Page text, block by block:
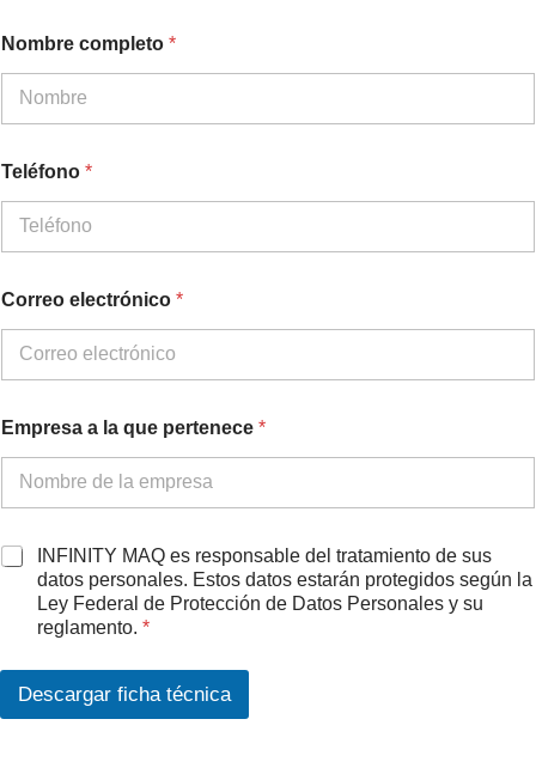
Nombre completo *
a
c
l
e
t
A
u
Teléfono *
Correo electrónico *
Empresa a la que pertenece *
A
d
R
INFINITY MAQ es responsable del tratamiento de sus
datos personales. Estos datos estarán protegidos según la
Ley Federal de Protección de Datos Personales y su
reglamento. *
Descargar ficha técnica